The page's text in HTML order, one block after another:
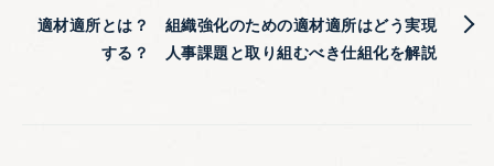
適材適所とは？ 組織強化のための適材適所はどう実現
する？ 人事課題と取り組むべき仕組化を解説